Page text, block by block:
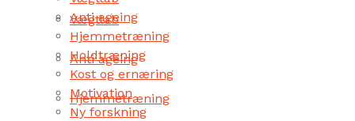
Vægttab
Anti ageing
Hjemmetræning
Anti ageing
Hjemmetræning
Holdtræning
Kost og ernæring
Motivation
Ny forskning